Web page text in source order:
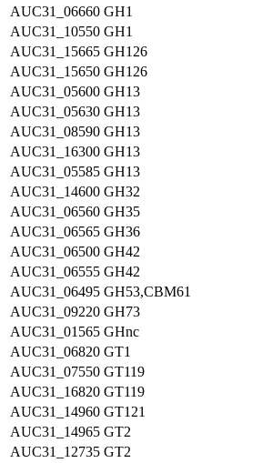
AUC31_06660 GH1
AUC31_10550 GH1
AUC31_15665 GH126
AUC31_15650 GH126
AUC31_05600 GH13
AUC31_05630 GH13
AUC31_08590 GH13
AUC31_16300 GH13
AUC31_05585 GH13
AUC31_14600 GH32
AUC31_06560 GH35
AUC31_06565 GH36
AUC31_06500 GH42
AUC31_06555 GH42
AUC31_06495 GH53,CBM61
AUC31_09220 GH73
AUC31_01565 GHnc
AUC31_06820 GT1
AUC31_07550 GT119
AUC31_16820 GT119
AUC31_14960 GT121
AUC31_14965 GT2
AUC31_12735 GT2